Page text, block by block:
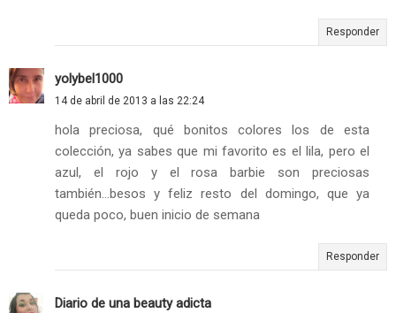
Responder
yolybel1000
14 de abril de 2013 a las 22:24
hola preciosa, qué bonitos colores los de esta
colección, ya sabes que mi favorito es el lila, pero el
azul, el rojo y el rosa barbie son preciosas
también...besos y feliz resto del domingo, que ya
queda poco, buen inicio de semana
Responder
Diario de una beauty adicta